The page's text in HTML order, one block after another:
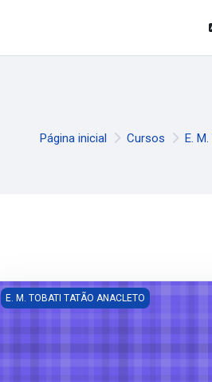
Página inicial Cursos E.
7ºANO- GEOGRAFIA Tatão Anacleto
E. M. TOBATI TATÃO ANACLETO